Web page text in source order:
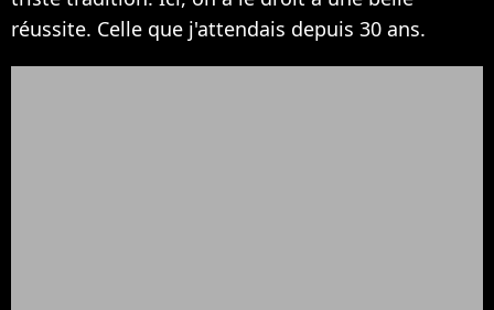
réussite. Celle que j'attendais depuis 30 ans.